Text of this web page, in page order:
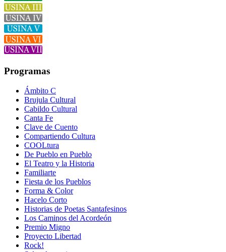
Programas
Ámbito C
Brujula Cultural
Cabildo Cultural
Canta Fe
Clave de Cuento
Compartiendo Cultura
COOLtura
De Pueblo en Pueblo
El Teatro y la Historia
Familiarte
Fiesta de los Pueblos
Forma & Color
Hacelo Corto
Historias de Poetas Santafesinos
Los Caminos del Acordeón
Premio Migno
Proyecto Libertad
Rock!